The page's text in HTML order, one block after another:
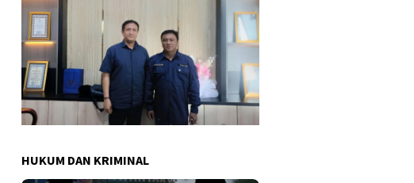
HUKUM DAN KRIMINAL